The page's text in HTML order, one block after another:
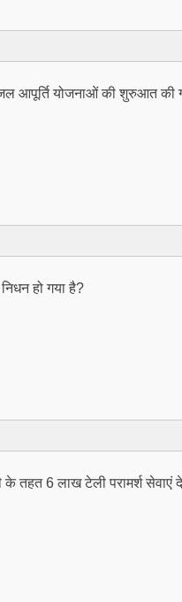
आपूर्ति योजनाओं की शुरुआत की
हो गया है?
तहत 6 लाख टेली परामर्श सेवाएं